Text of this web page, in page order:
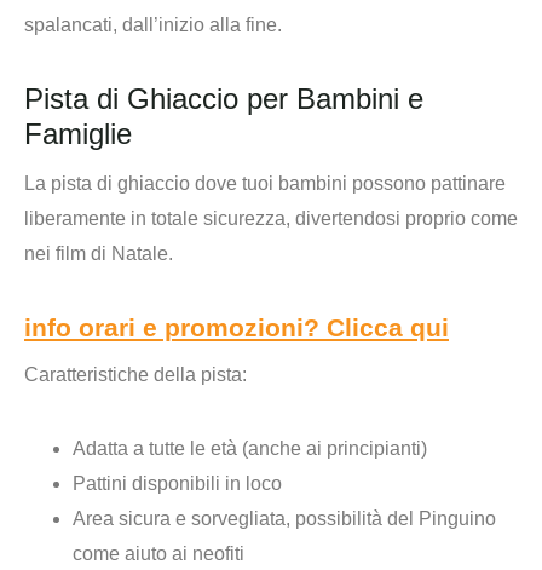
spalancati, dall’inizio alla fine.
Pista di Ghiaccio per Bambini e
Famiglie
La pista di ghiaccio dove tuoi bambini possono pattinare
liberamente in totale sicurezza, divertendosi proprio come
nei film di Natale.
info orari e promozioni? Clicca qui
Caratteristiche della pista:
Adatta a tutte le età (anche ai principianti)
Pattini disponibili in loco
Area sicura e sorvegliata, possibilità del Pinguino
come aiuto ai neofiti